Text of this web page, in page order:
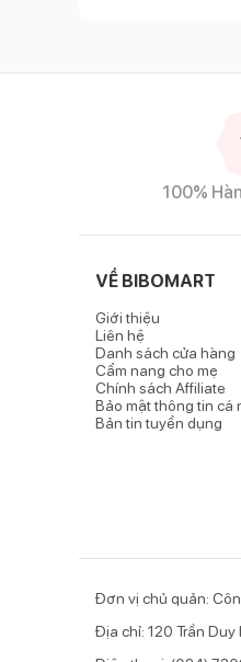
100%
VỀ BIBOMART
Giới thiệu
Liên hệ
Danh sách cửa hàng
Cẩm nang cho mẹ
Chính sách Affiliate
Bảo mật thông tin cá
Bản tin tuyển dụng
Đơn vị chủ quản:
Địa chỉ: 120 Trần